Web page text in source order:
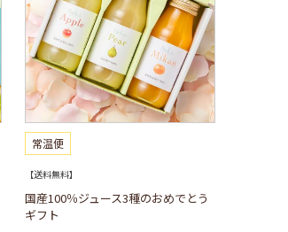
常温便
【送料無料】
国産100％ジュース3種のおめでとう
ギフト